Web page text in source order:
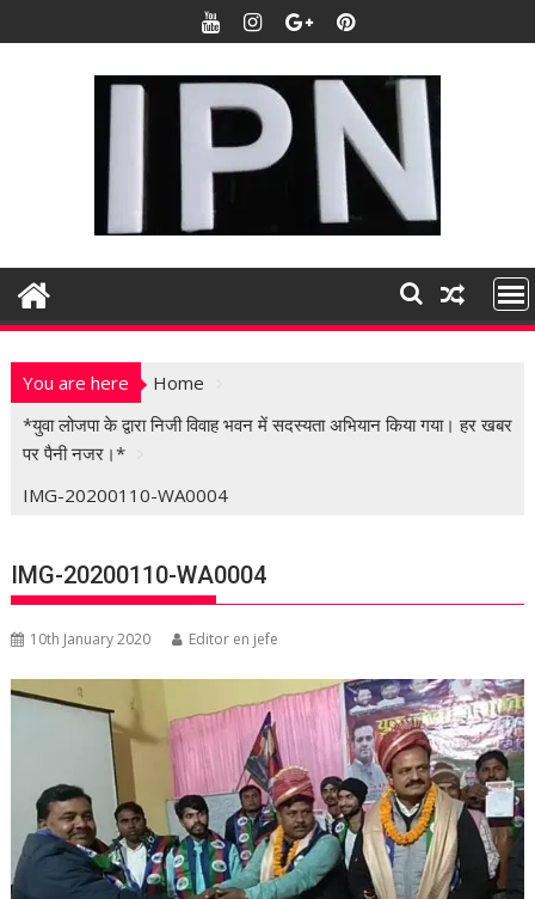
k
t
n
You are here
Home
*युवा लोजपा के द्वारा निजी विवाह भवन में सदस्यता अभियान किया गया। हर खबर
पर पैनी नजर।*
IMG-20200110-WA0004
IMG-20200110-WA0004
10th January 2020 Editor en jefe